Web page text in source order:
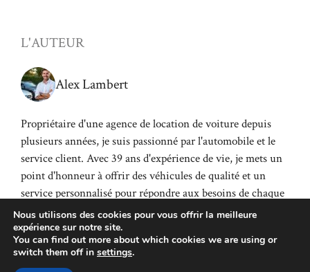
L'AUTEUR
Alex Lambert
Propriétaire d'une agence de location de voiture depuis
plusieurs années, je suis passionné par l'automobile et le
service client. Avec 39 ans d'expérience de vie, je mets un
point d'honneur à offrir des véhicules de qualité et un
service personnalisé pour répondre aux besoins de chaque
client.
Nous utilisons des cookies pour vous offrir la meilleure
expérience sur notre site.
You can find out more about which cookies we are using or
switch them off in settings.